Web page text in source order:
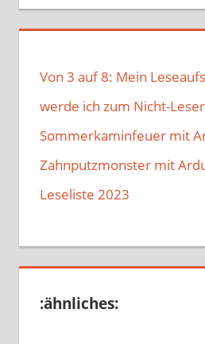
Von 3 auf 8: Mein
werde ich zum Nicht-
Sommerkaminfeuer mit
Zahnputzmonster mit
Leseliste 2023
:ähnliches: